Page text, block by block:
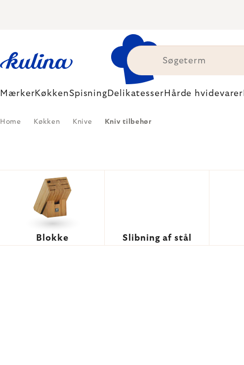
MærkerKøkkenSpisning Delikatesser Hårde hvidevarer
Home Køkken Knive Kniv tilbehør
Blokke Slibning af stål